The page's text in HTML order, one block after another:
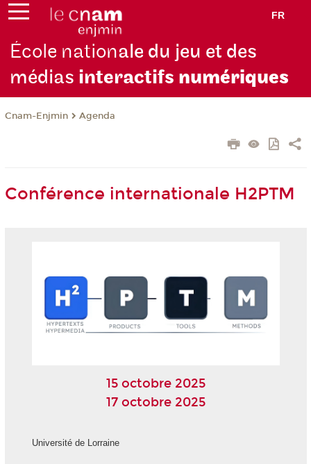
FR
École nationale du jeu et des
médias interactifs numériques
Cnam-Enjmin Agenda
Conférence internationale H2PTM
15 octobre 2025
17 octobre 2025
Université de Lorraine